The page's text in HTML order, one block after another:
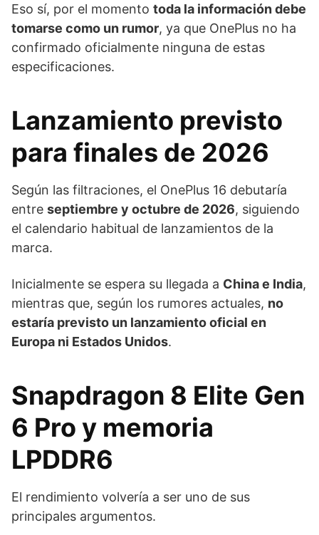
Eso sí, por el momento toda la información debe
tomarse como un rumor, ya que OnePlus no ha
confirmado oficialmente ninguna de estas
especificaciones.
Lanzamiento previsto
para finales de 2026
Según las filtraciones, el OnePlus 16 debutaría
entre septiembre y octubre de 2026, siguiendo
el calendario habitual de lanzamientos de la
marca.
Inicialmente se espera su llegada a China e India,
mientras que, según los rumores actuales, no
estaría previsto un lanzamiento oficial en
Europa ni Estados Unidos.
Snapdragon 8 Elite Gen
6 Pro y memoria
LPDDR6
El rendimiento volvería a ser uno de sus
principales argumentos.